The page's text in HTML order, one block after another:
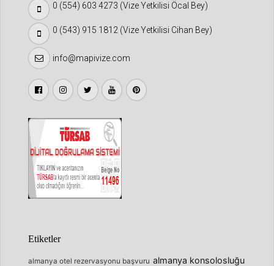
0 (554) 603 4273 (Vize Yetkilisi Öcal Bey)
0 (543) 915 1812 (Vize Yetkilisi Cihan Bey)
info@mapivize.com
Etiketler
almanya otel rezervasyonu başvuru almanya konsolosluğu